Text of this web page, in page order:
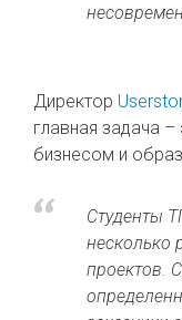
Директор
главная задача
бизнесом и
Студенты
несколько
проектов.